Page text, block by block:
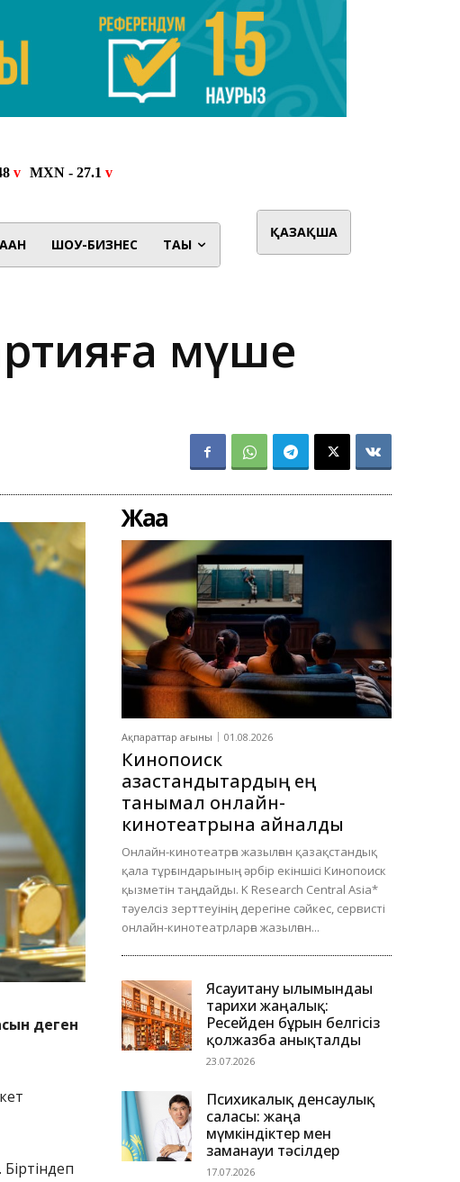
ШОУ-БИЗНЕС ТАҒЫ
ҚАЗАҚША
мүше
деген
Жаңа
Ақпараттар ағыны 01.08.2026
Кинопоиск
қазақстандықтардың ең
танымал онлайн-
кинотеатрына айналды
Онлайн-кинотеатрға жазылған қазақстандық
қала тұрғындарының әрбір екіншісі Кинопоиск
қызметін таңдайды. K Research Central Asia*
тәуелсіз зерттеуінің дерегіне сәйкес, сервисті
онлайн-кинотеатрларға жазылған...
Ясауитану ғылымындағы
тарихи жаңалық:
Ресейден бұрын белгісіз
қолжазба анықталды
23.07.2026
Психикалық денсаулық
саласы: жаңа
мүмкіндіктер мен
заманауи тәсілдер
17.07.2026